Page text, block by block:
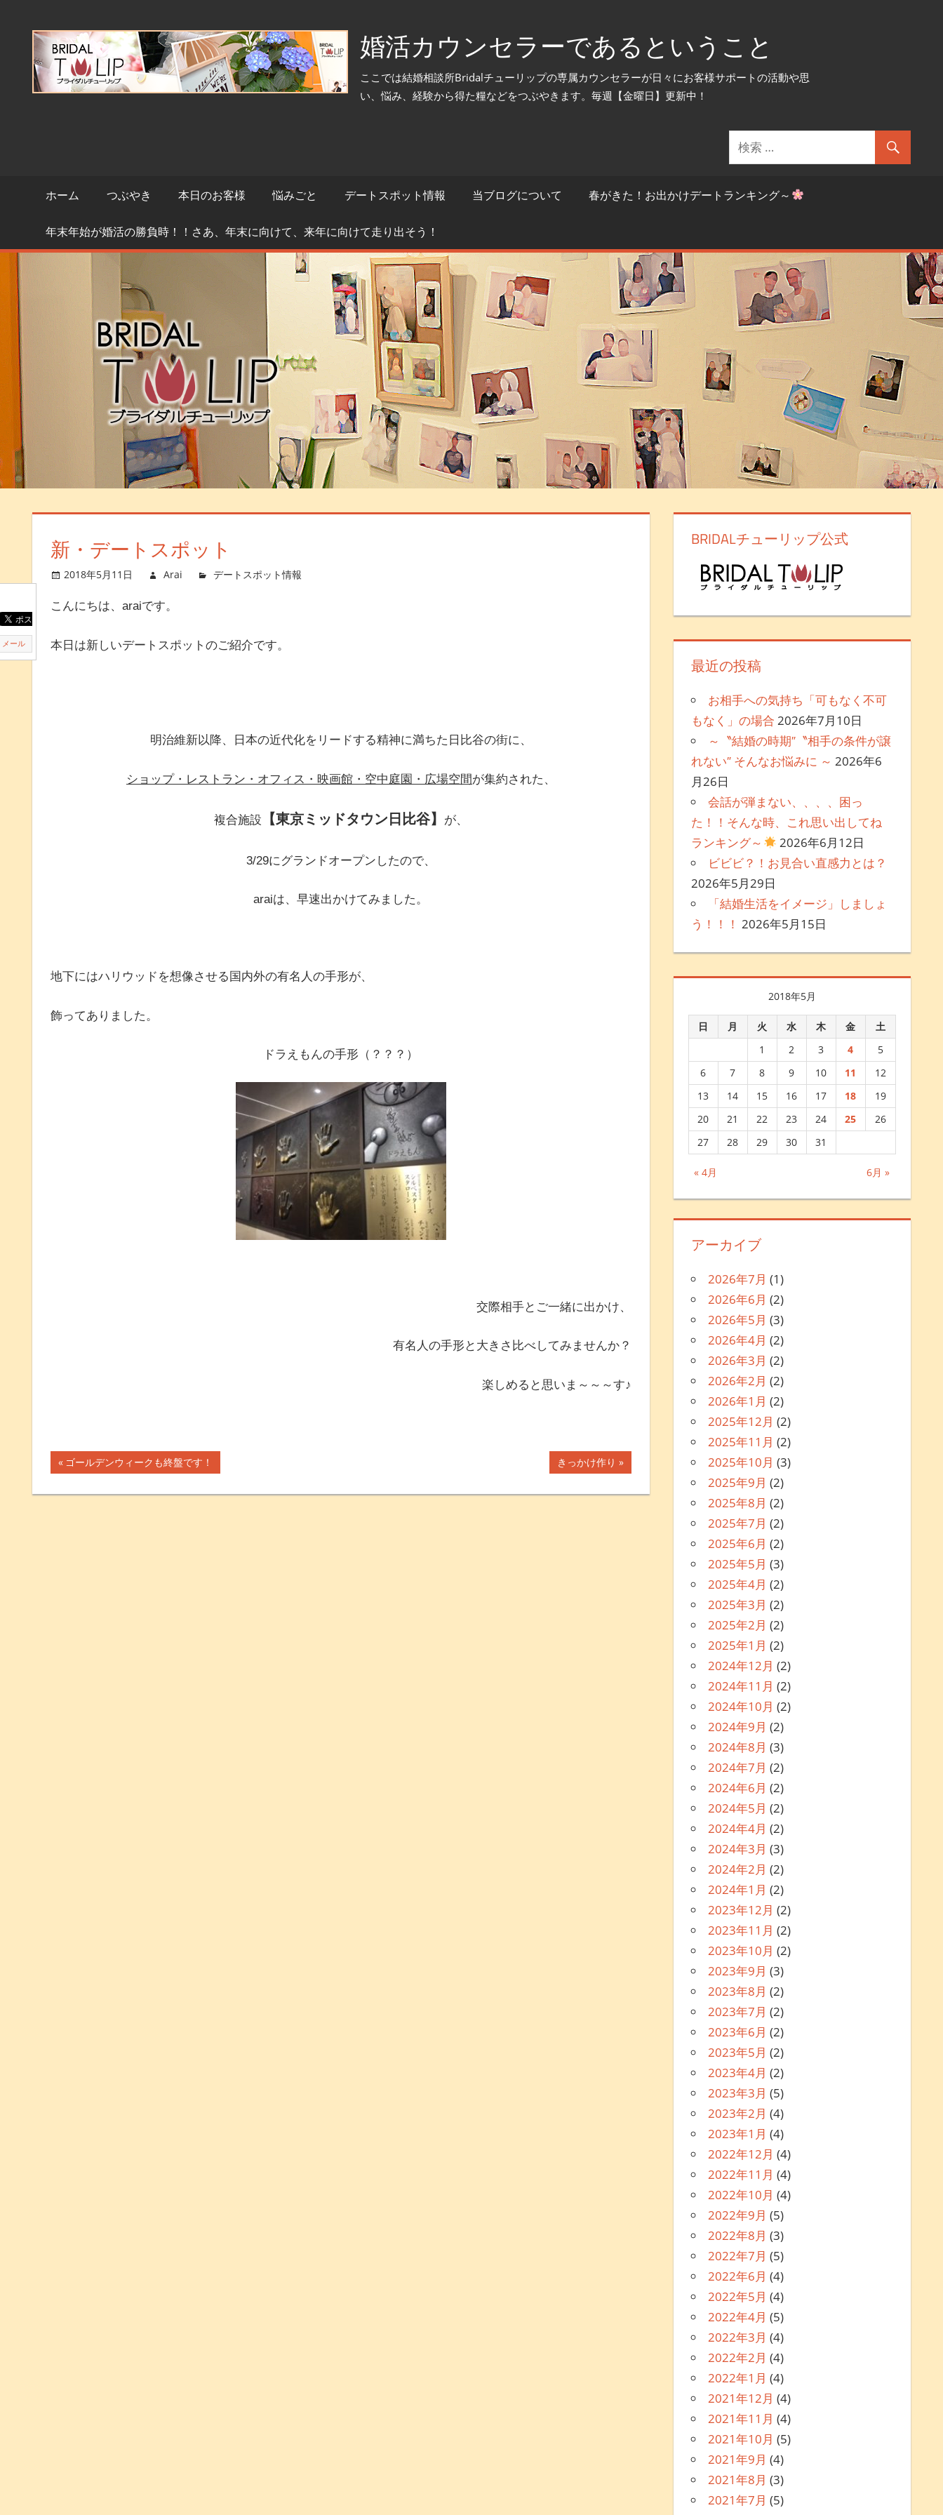
婚活カウンセラーであるということ
ここでは結婚相談所Bridalチューリップの専属カウンセラーが日々にお客様サポートの活動や思
い、悩み、経験から得た糧などをつぶやきます。毎週【金曜日】更新中！
ホーム つぶやき 本日のお客様 悩みごと デートスポット情報 当ブログについて 春がきた！お出かけデートランキング～
年末年始が婚活の勝負時！！さあ、年末に向けて、来年に向けて走り出そう！
新・デートスポット
2018年5月11日 Arai デートスポット情報
メール
こんにちは、araiです。
本日は新しいデートスポットのご紹介です。
明治維新以降、日本の近代化をリードする精神に満ちた日比谷の街に、
ショップ・レストラン・オフィス・映画館・空中庭園・広場空間が集約された、
複合施設 【東京ミッドタウン日比谷】 が、
3/29にグランドオープンしたので、
araiは、早速出かけてみました。
地下にはハリウッドを想像させる国内外の有名人の手形が、
飾ってありました。
ドラえもんの手形（？？？）
交際相手とご一緒に出かけ、
有名人の手形と大きさ比べしてみませんか？
楽しめると思いま～～～す♪
投
前
記
ゴールデンウィークも終盤です！
次
記
きっかけ作り
BRIDALチューリップ公式
最近の投稿
お相手への気持ち「可もなく不可
もなく」の場合 2026年7月10日
～〝結婚の時期″〝相手の条件が譲
れない″ そんなお悩みに ～ 2026年6
月26日
会話が弾まない、、、、困っ
た！！そんな時、これ思い出してね
ランキング～
2026年6月12日
ビビビ？！お見合い直感力とは？
2026年5月29日
「結婚生活をイメージ」しましょ
う！！！ 2026年5月15日
2018年5月
日 月 火 水 木 金 土
« 4月 6月 »
1 2 3 4
5
6
7 8 9 10 11
12
13
14 15 16 17 18
19
20
21 22 23 24 25
26
27
28 29 30 31
アーカイブ
2026年7月 (1)
2026年6月 (2)
2026年5月 (3)
2026年4月 (2)
2026年3月 (2)
2026年2月 (2)
2026年1月 (2)
2025年12月 (2)
2025年11月 (2)
2025年10月 (3)
2025年9月 (2)
2025年8月 (2)
2025年7月 (2)
2025年6月 (2)
2025年5月 (3)
2025年4月 (2)
2025年3月 (2)
2025年2月 (2)
2025年1月 (2)
2024年12月 (2)
2024年11月 (2)
2024年10月 (2)
2024年9月 (2)
2024年8月 (3)
2024年7月 (2)
2024年6月 (2)
2024年5月 (2)
2024年4月 (2)
2024年3月 (3)
2024年2月 (2)
2024年1月 (2)
2023年12月 (2)
2023年11月 (2)
2023年10月 (2)
2023年9月 (3)
2023年8月 (2)
2023年7月 (2)
2023年6月 (2)
2023年5月 (2)
2023年4月 (2)
2023年3月 (5)
2023年2月 (4)
2023年1月 (4)
2022年12月 (4)
2022年11月 (4)
2022年10月 (4)
2022年9月 (5)
2022年8月 (3)
2022年7月 (5)
2022年6月 (4)
2022年5月 (4)
2022年4月 (5)
2022年3月 (4)
2022年2月 (4)
2022年1月 (4)
2021年12月 (4)
2021年11月 (4)
2021年10月 (5)
2021年9月 (4)
2021年8月 (3)
2021年7月 (5)